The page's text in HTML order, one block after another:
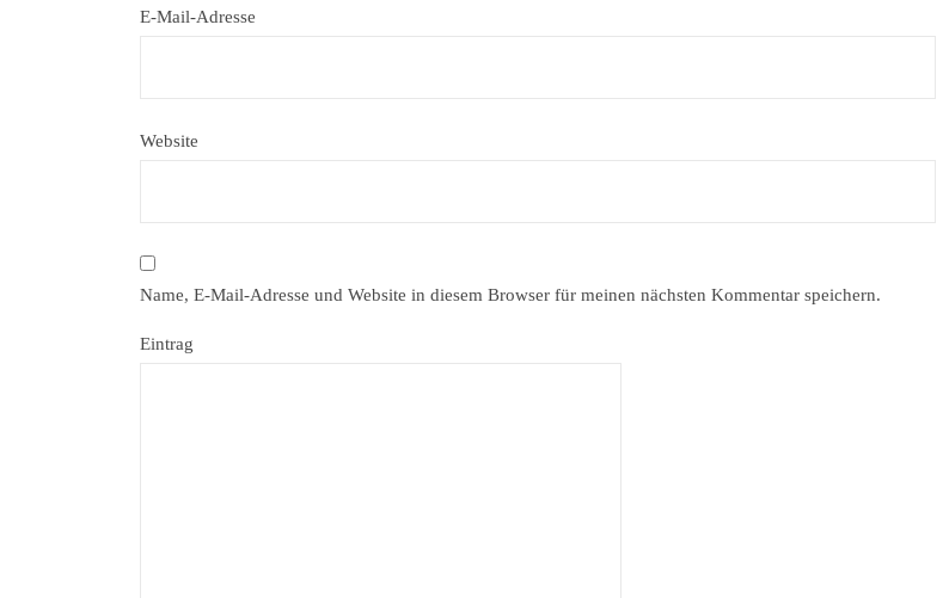
E-Mail-Adresse
Website
Name, E-Mail-Adresse und Website in diesem Browser für meinen nächsten Kommentar speichern.
Eintrag